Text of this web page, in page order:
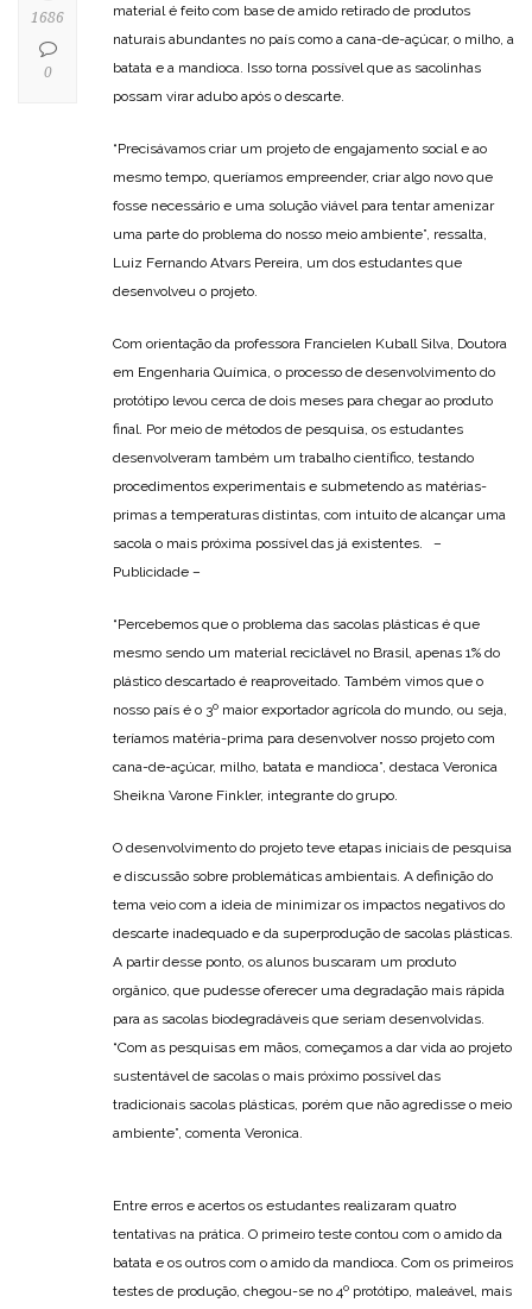
material é feito com base de amido retirado de produtos
naturais abundantes no país como a cana-de-açúcar, o milho, a
batata e a mandioca. Isso torna possível que as sacolinhas
possam virar adubo após o descarte.
“Precisávamos criar um projeto de engajamento social e ao
mesmo tempo, queríamos empreender, criar algo novo que
fosse necessário e uma solução viável para tentar amenizar
uma parte do problema do nosso meio ambiente”, ressalta,
Luiz Fernando Atvars Pereira, um dos estudantes que
desenvolveu o projeto.
Com orientação da professora Francielen Kuball Silva, Doutora
em Engenharia Química, o processo de desenvolvimento do
protótipo levou cerca de dois meses para chegar ao produto
final. Por meio de métodos de pesquisa, os estudantes
desenvolveram também um trabalho científico, testando
procedimentos experimentais e submetendo as matérias-
primas a temperaturas distintas, com intuito de alcançar uma
sacola o mais próxima possível das já existentes. –
Publicidade –
“Percebemos que o problema das sacolas plásticas é que
mesmo sendo um material reciclável no Brasil, apenas 1% do
plástico descartado é reaproveitado. Também vimos que o
nosso país é o 3º maior exportador agrícola do mundo, ou seja,
teríamos matéria-prima para desenvolver nosso projeto com
cana-de-açúcar, milho, batata e mandioca”, destaca Veronica
Sheikna Varone Finkler, integrante do grupo.
O desenvolvimento do projeto teve etapas iniciais de pesquisa
e discussão sobre problemáticas ambientais. A definição do
tema veio com a ideia de minimizar os impactos negativos do
descarte inadequado e da superprodução de sacolas plásticas.
A partir desse ponto, os alunos buscaram um produto
orgânico, que pudesse oferecer uma degradação mais rápida
para as sacolas biodegradáveis que seriam desenvolvidas.
“Com as pesquisas em mãos, começamos a dar vida ao projeto
sustentável de sacolas o mais próximo possível das
tradicionais sacolas plásticas, porém que não agredisse o meio
ambiente”, comenta Veronica.
Entre erros e acertos os estudantes realizaram quatro
tentativas na prática. O primeiro teste contou com o amido da
batata e os outros com o amido da mandioca. Com os primeiros
testes de produção, chegou-se no 4º protótipo, maleável, mais
1686
0